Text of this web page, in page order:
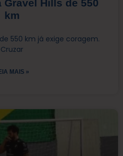
Gravel Hills de 550
km
550 km já exige coragem.
Cruzar
MAIS »